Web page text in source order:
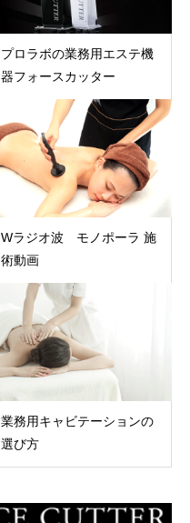
プロラボの業務用エステ機
器フォースカッター
Wラジオ波 モノポーラ 施
術動画
業務用キャビテーションの
選び方